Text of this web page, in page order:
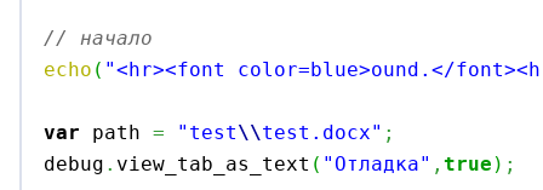
// начало
echo ( "<hr><font color=blue>ound.</
var path = "test\\test.docx" ;
debug . view_tab_as_text ( "Отладка" , true ) ;